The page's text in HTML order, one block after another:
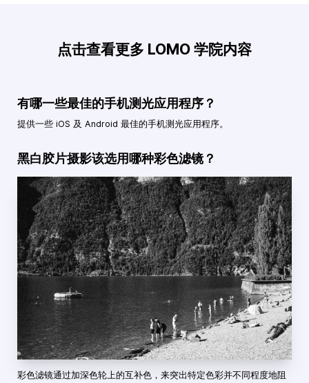
点击查看更多 LOMO 学院内容
有哪一些最佳的手机测光应用程序？
提供一些 iOS 及 Android 最佳的手机测光应用程序。
黑白胶片摄影该选用哪种彩色滤镜？
彩色滤镜通过加深色轮上的互补色，来突出特定色彩并不同程度地阻